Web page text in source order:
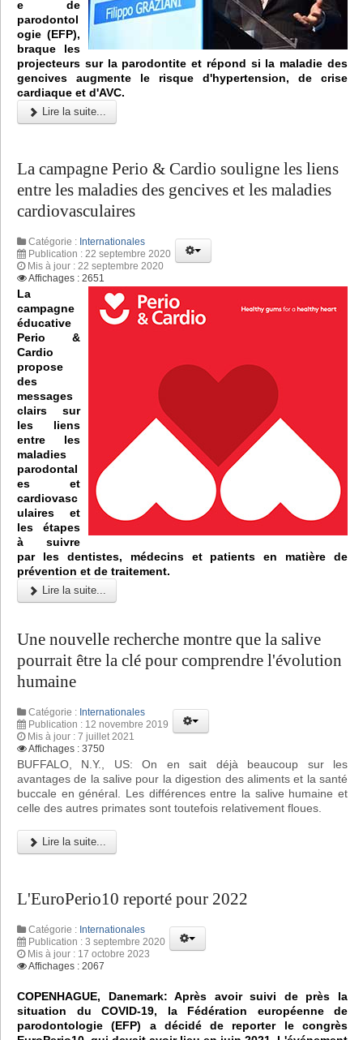
e de
parodontol
ogie (EFP),
braque les
projecteurs sur la parodontite et répond si la maladie des
gencives augmente le risque d'hypertension, de crise
cardiaque et d'AVC.
Lire la suite...
La campagne Perio & Cardio souligne les liens
entre les maladies des gencives et les maladies
cardiovasculaires
Catégorie : Internationales
Publication : 22 septembre 2020
Mis à jour : 22 septembre 2020
Affichages : 2651
La
campagne
éducative
Perio &
Cardio
propose
des
messages
clairs sur
les liens
entre les
maladies
parodontal
es et
cardiovasc
ulaires et
les étapes
à suivre
par les dentistes, médecins et patients en matière de
prévention et de traitement.
Lire la suite...
Une nouvelle recherche montre que la salive
pourrait être la clé pour comprendre l'évolution
humaine
Catégorie : Internationales
Publication : 12 novembre 2019
Mis à jour : 7 juillet 2021
Affichages : 3750
BUFFALO, N.Y., US: On en sait déjà beaucoup sur les
avantages de la salive pour la digestion des aliments et la santé
buccale en général. Les différences entre la salive humaine et
celle des autres primates sont toutefois relativement floues.
Lire la suite...
L'EuroPerio10 reporté pour 2022
Catégorie : Internationales
Publication : 3 septembre 2020
Mis à jour : 17 octobre 2023
Affichages : 2067
COPENHAGUE, Danemark: Après avoir suivi de près la
situation du COVID-19, la Fédération européenne de
parodontologie (EFP) a décidé de reporter le congrès